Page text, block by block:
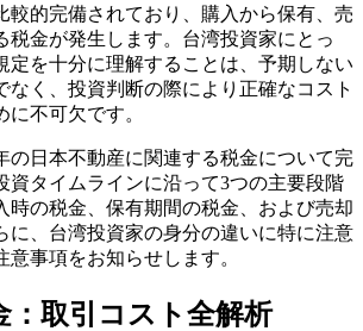
較的完備されており、購入から保有、売
税金が発生します。台湾投資家にとっ
定を十分に理解することは、予期しない
なく、投資判断の際により正確なコスト
に不可欠です。
の日本不動産に関連する税金について完
資タイムラインに沿って3つの主要段階
時の税金、保有期間の税金、および売却
に、台湾投資家の身分の違いに特に注意
意事項をお知らせします。
：取引コスト全解析